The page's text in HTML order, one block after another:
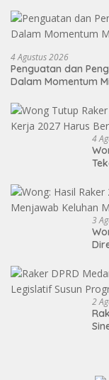
4 Agustus 2026
Penguatan dan
Dalam Momentum
4
3
2